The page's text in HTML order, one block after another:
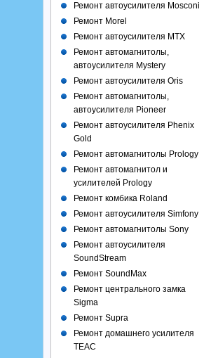
Ремонт автоусилителя Mosconi
Ремонт Morel
Ремонт автоусилителя MTX
Ремонт автомагнитолы,
автоусилителя Mystery
Ремонт автоусилителя Oris
Ремонт автомагнитолы,
автоусилителя Pioneer
Ремонт автоусилителя Phenix
Gold
Ремонт автомагнитолы Prology
Ремонт автомагнитол и
усилителей Prology
Ремонт комбика Roland
Ремонт автоусилителя Simfony
Ремонт автомагнитолы Sony
Ремонт автоусилителя
SoundStream
Ремонт SoundMax
Ремонт центрального замка
Sigma
Ремонт Supra
Ремонт домашнего усилителя
TEAC